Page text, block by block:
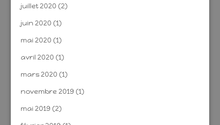
juillet 2020 (2)
juin 2020 (1)
mai 2020 (1)
avril 2020 (1)
mars 2020 (1)
novembre 2019 (1)
mai 2019 (2)